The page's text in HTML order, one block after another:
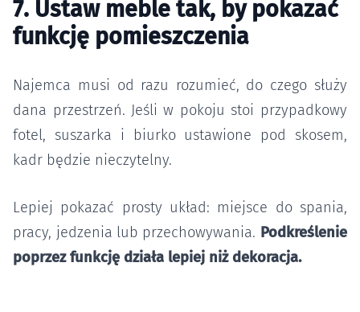
7. Ustaw meble tak, by pokazać
funkcję pomieszczenia
Najemca musi od razu rozumieć, do czego służy
dana przestrzeń. Jeśli w pokoju stoi przypadkowy
fotel, suszarka i biurko ustawione pod skosem,
kadr będzie nieczytelny.
Lepiej pokazać prosty układ: miejsce do spania,
pracy, jedzenia lub przechowywania. Podkreślenie
poprzez funkcję działa lepiej niż dekoracja.